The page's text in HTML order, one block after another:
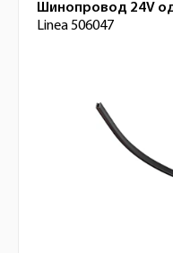
Шинопровод 24V
Linea 506047